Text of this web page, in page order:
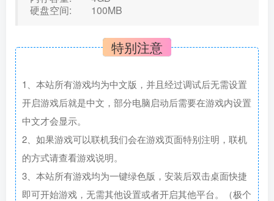
硬盘空间: 100MB
特别注意
1、本站所有游戏均为中文版，并且经过调试后无需设置
开启游戏后就是中文，部分电脑启动后需要在游戏内设置
中文才会显示。
2、如果游戏可以联机我们会在游戏页面特别注明，联机
的方式请查看游戏说明。
3、本站所有游戏均为一键绿色版，安装后双击桌面快捷
即可开始游戏，无需其他设置或者开启其他平台。（极个